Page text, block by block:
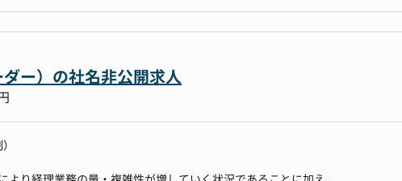
進めてきた経理体制の改善をさらに前進させ、
が生まれる仕組み”を一緒に形にしていくことを期待しています。
ではなく、“どうすればより良い数字を生み出せるか”を考え、仕組みごと変え
ています。
よう、必要に応じてサポートしますので、不明点や困りごとは気軽に相談で
いるため、改善・効率化の成果がダイレクトに事業側の改善・効率化へ繋が
す。
を重視して共にキャリアを築くことを目指しており、
業種への挑戦まで、多様なキャリアプランを実現することが可能です。
す。
ー）の社名非公開求人